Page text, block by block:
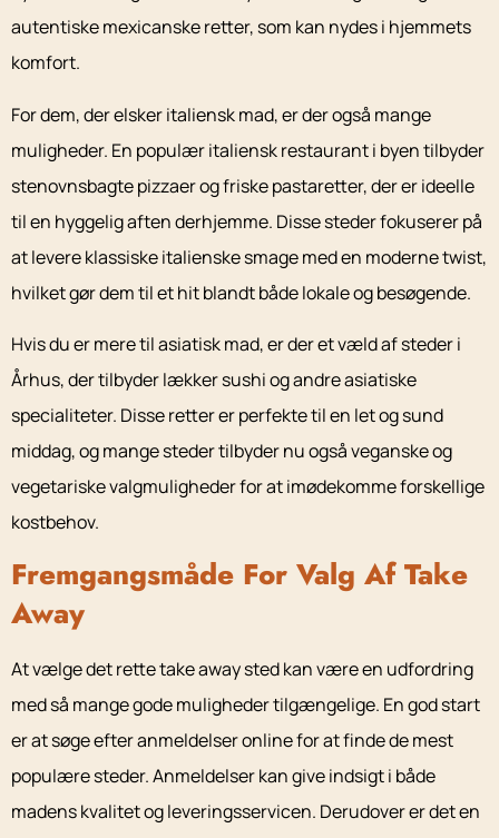
autentiske mexicanske retter, som kan nydes i hjemmets
komfort.
For dem, der elsker italiensk mad, er der også mange
muligheder. En populær italiensk restaurant i byen tilbyder
stenovnsbagte pizzaer og friske pastaretter, der er ideelle
til en hyggelig aften derhjemme. Disse steder fokuserer på
at levere klassiske italienske smage med en moderne twist,
hvilket gør dem til et hit blandt både lokale og besøgende.
Hvis du er mere til asiatisk mad, er der et væld af steder i
Århus, der tilbyder lækker sushi og andre asiatiske
specialiteter. Disse retter er perfekte til en let og sund
middag, og mange steder tilbyder nu også veganske og
vegetariske valgmuligheder for at imødekomme forskellige
kostbehov.
Fremgangsmåde For Valg Af Take
Away
At vælge det rette take away sted kan være en udfordring
med så mange gode muligheder tilgængelige. En god start
er at søge efter anmeldelser online for at finde de mest
populære steder. Anmeldelser kan give indsigt i både
madens kvalitet og leveringsservicen. Derudover er det en